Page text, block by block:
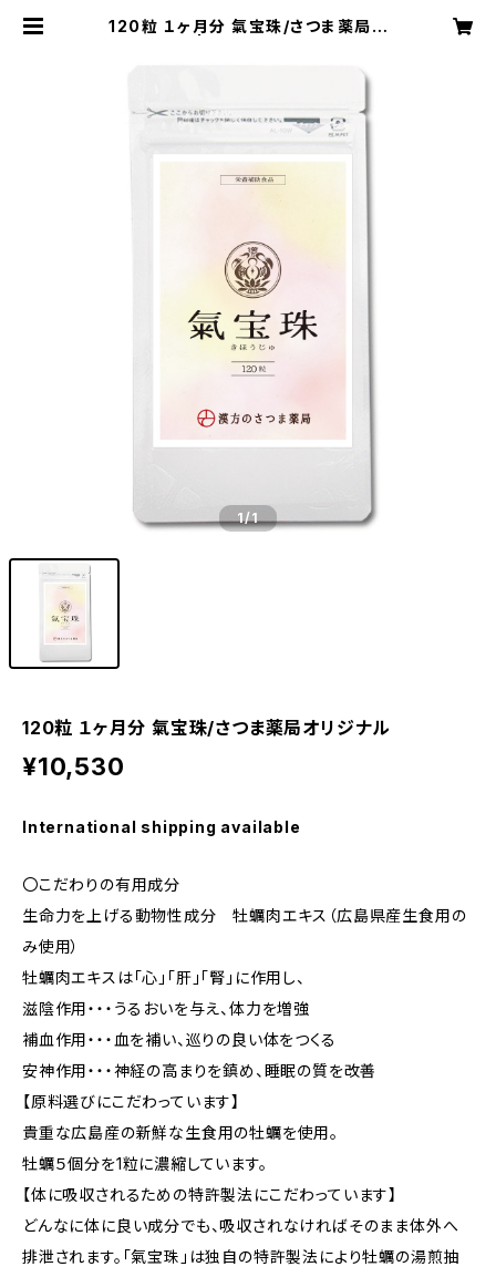
120粒 １ヶ月分 氣宝珠/さつま薬局オ
1/1
120粒 １ヶ月分 氣宝珠/さつま薬局オリジナル
¥10,530
International shipping available
〇こだわりの有用成分
生命力を上げる動物性成分 牡蠣肉エキス（広島県産生食用の
み使用）
牡蠣肉エキスは「心」「肝」「腎」に作用し、
滋陰作用・・・うるおいを与え、体力を増強
補血作用・・・血を補い、巡りの良い体をつくる
安神作用・・・神経の高まりを鎮め、睡眠の質を改善
【原料選びにこだわっています】
貴重な広島産の新鮮な生食用の牡蠣を使用。
牡蠣５個分を1粒に濃縮しています。
【体に吸収されるための特許製法にこだわっています】
どんなに体に良い成分でも、吸収されなければそのまま体外へ
排泄されます。「氣宝珠」は独自の特許製法により牡蠣の湯煎抽